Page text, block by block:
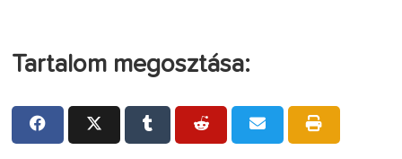
Tartalom megosztása: